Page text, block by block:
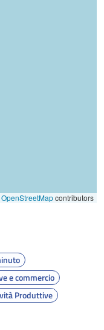
OpenStreetMapcontributors
e commercio
Produttive